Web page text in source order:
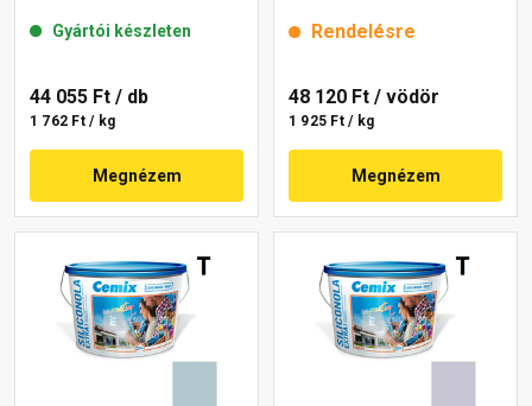
Gyártói készleten
44 055 Ft / db
1 762 Ft / kg
Megnézem
Rendelésre
48 120 Ft / vödör
1 925 Ft / kg
Megnézem